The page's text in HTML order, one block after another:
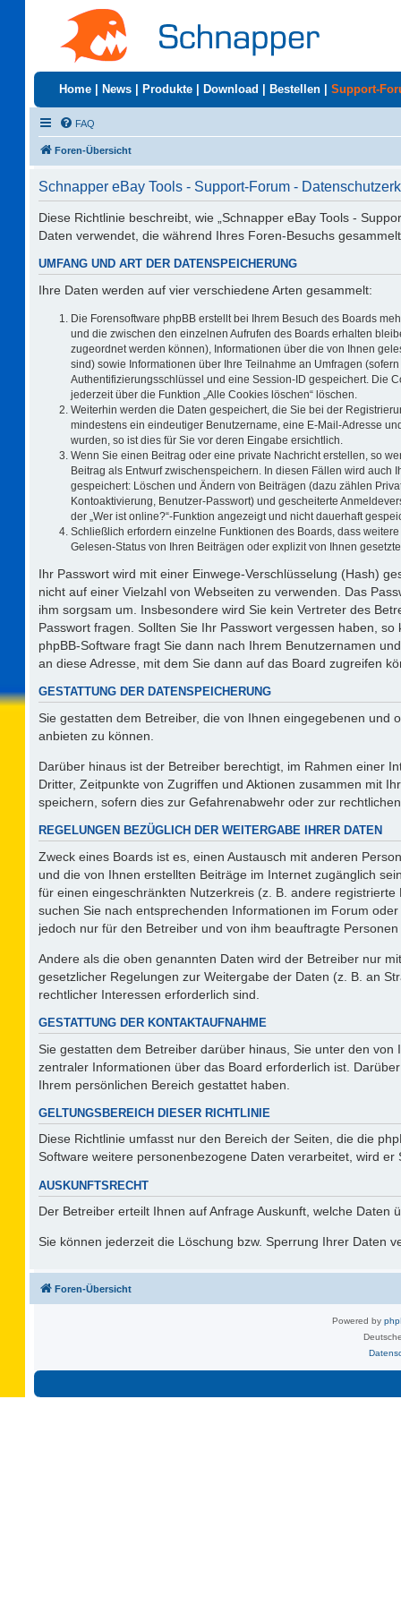
Home News Produkte Download Bestellen Support-
FAQ
Foren-Übersicht
Schnapper eBay Tools - Support-Forum -
Diese Richtlinie beschreibt, wie „Schnapper eBay Tools -
Daten verwendet, die während Ihres Foren-Besuchs
UMFANG UND ART DER DATENSPEICHERUNG
Ihre Daten werden auf vier verschiedene Arten gesammelt:
Die Forensoftware phpBB erstellt bei Ihrem Besuch des Boards
und die zwischen den einzelnen Aufrufen des Boards erhalten
zugeordnet werden können), Informationen über die von Ihnen
sind) sowie Informationen über Ihre Teilnahme an Umfragen
Authentifizierungsschlüssel und eine Session-ID gespeichert. Die
jederzeit über die Funktion „Alle Cookies löschen“ löschen.
Weiterhin werden die Daten gespeichert, die Sie bei der
mindestens ein eindeutiger Benutzername, eine E-Mail-Adresse
wurden, so ist dies für Sie vor deren Eingabe ersichtlich.
Wenn Sie einen Beitrag oder eine private Nachricht erstellen, so
Beitrag als Entwurf zwischenspeichern. In diesen Fällen wird
gespeichert: Löschen und Ändern von Beiträgen (dazu zählen
Kontoaktivierung, Benutzer-Passwort) und gescheiterte
der „Wer ist online?“-Funktion angezeigt und nicht dauerhaft
Schließlich erfordern einzelne Funktionen des Boards, dass
Gelesen-Status von Ihren Beiträgen oder explizit von Ihnen
Ihr Passwort wird mit einer Einwege-Verschlüsselung (Hash)
nicht auf einer Vielzahl von Webseiten zu verwenden. Das
ihm sorgsam um. Insbesondere wird Sie kein Vertreter des
Passwort fragen. Sollten Sie Ihr Passwort vergessen haben,
phpBB-Software fragt Sie dann nach Ihrem Benutzernamen
an diese Adresse, mit dem Sie dann auf das Board zugreifen
GESTATTUNG DER DATENSPEICHERUNG
Sie gestatten dem Betreiber, die von Ihnen eingegebenen
anbieten zu können.
Darüber hinaus ist der Betreiber berechtigt, im Rahmen einer
Dritter, Zeitpunkte von Zugriffen und Aktionen zusammen mit
speichern, sofern dies zur Gefahrenabwehr oder zur
REGELUNGEN BEZÜGLICH DER WEITERGABE IHRER DATEN
Zweck eines Boards ist es, einen Austausch mit anderen
und die von Ihnen erstellten Beiträge im Internet zugänglich
für einen eingeschränkten Nutzerkreis (z. B. andere
suchen Sie nach entsprechenden Informationen im Forum
jedoch nur für den Betreiber und von ihm beauftragte
Andere als die oben genannten Daten wird der Betreiber nur
gesetzlicher Regelungen zur Weitergabe der Daten (z. B. an
rechtlicher Interessen erforderlich sind.
GESTATTUNG DER KONTAKTAUFNAHME
Sie gestatten dem Betreiber darüber hinaus, Sie unter den
zentraler Informationen über das Board erforderlich ist.
Ihrem persönlichen Bereich gestattet haben.
GELTUNGSBEREICH DIESER RICHTLINIE
Diese Richtlinie umfasst nur den Bereich der Seiten, die die
Software weitere personenbezogene Daten verarbeitet, wird
AUSKUNFTSRECHT
Der Betreiber erteilt Ihnen auf Anfrage Auskunft, welche Daten
Sie können jederzeit die Löschung bzw. Sperrung Ihrer Daten
Foren-Übersicht
Powered by